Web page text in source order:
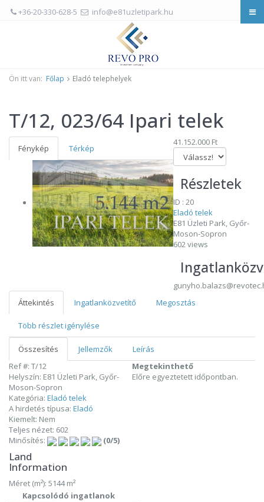
+36-20-330-628-5 info@e81uzletipark.hu
Ön itt van: Főlap Eladó telephelyek
T/12, 023/64 Ipari telek
Fénykép Térkép
41.152.000 Ft
Részletek
ID : 20
Eladó telek
E81 Üzleti Park, Győr-
Moson-Sopron
602 views
Áttekintés
Ingatlanközvetítő Megosztás
Több részlet igénylése
Összesítés Jellemzők
Leírás
Ref #: T/12
Helyszín: E81 Üzleti Park, Győr-
Moson-Sopron
Kategória: Eladó telek
A hirdetés típusa: Eladó
Kiemelt: Nem
Teljes nézet: 602
Minősítés:
(0/5)
Megtekinthető
Előre egyeztetett időpontban.
Land
Information
Méret (m²): 5144 m²
Kapcsolódó ingatlanok